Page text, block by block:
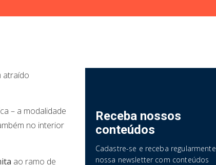
atraído
– a modalidade
no interior
ao ramo de
Receba nossos
conteúdos
Cadastre-se e receba regularmente
nossa newsletter com conteúdos